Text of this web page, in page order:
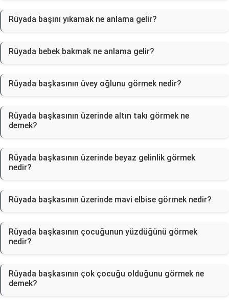
Rüyada başını yıkamak ne anlama gelir?
Rüyada bebek bakmak ne anlama gelir?
Rüyada başkasının üvey oğlunu görmek nedir?
Rüyada başkasının üzerinde altın takı görmek ne
demek?
Rüyada başkasının üzerinde beyaz gelinlik görmek
nedir?
Rüyada başkasının üzerinde mavi elbise görmek nedir?
Rüyada başkasının çocuğunun yüzdüğünü görmek
nedir?
Rüyada başkasının çok çocuğu olduğunu görmek ne
demek?